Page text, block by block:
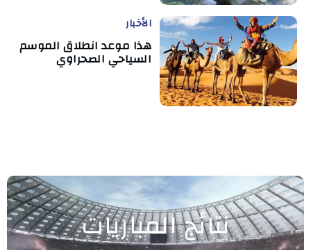
الأخبار
هذا موعد انطلاق الموسم
السياحي الصحراوي
نتائج المباريات